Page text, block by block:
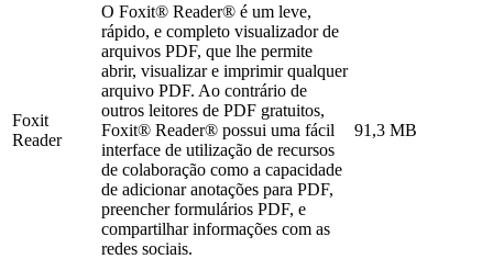
Foxit
Reader
O Foxit® Reader® é um leve,
rápido, e completo visualizador de
arquivos PDF, que lhe permite
abrir, visualizar e imprimir qualquer
arquivo PDF. Ao contrário de
outros leitores de PDF gratuitos,
Foxit® Reader® possui uma fácil
interface de utilização de recursos
de colaboração como a capacidade
de adicionar anotações para PDF,
preencher formulários PDF, e
compartilhar informações com as
redes sociais.
91,3 MB